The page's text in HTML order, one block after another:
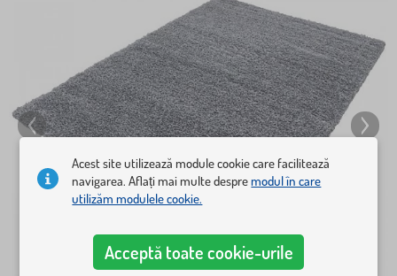
Acest site utilizează module cookie care facilitează
navigarea. Aflați mai multe despremodul în care
utilizăm modulele cookie.
Acceptă toate cookie-urile